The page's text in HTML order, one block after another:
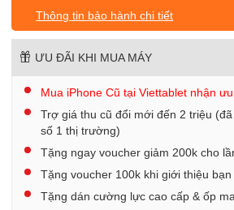
Thông tin bảo hành chi tiết
ƯU ĐÃI KHI MUA MÁY
Mua iPhone Cũ tại Viettablet nhận
Trợ giá thu cũ đổi mới đến 2 triệu
số 1 thị trường)
Tặng ngay voucher giảm 200k cho
Tặng voucher 100k khi giới thiệu
Tặng dán cường lực cao cấp & ốp